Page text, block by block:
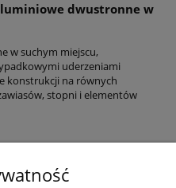
dwustronnew
w suchym miejscu,
uderzeniami
konstrukcji na równych
stopni i elementów